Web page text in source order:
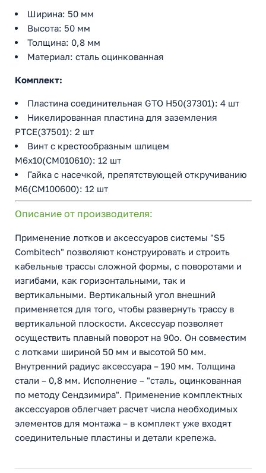
Ширина: 50 мм
Высота: 50 мм
Толщина: 0,8 мм
Материал: сталь оцинкованная
Комплект:
Пластина соединительная GTO H50(37301): 4 шт
Никелированная пластина для заземления
PTCE(37501): 2 шт
Винт с крестообразным шлицем
М6х10(СМ010610): 12 шт
Гайка с насечкой, препятствующей откручиванию
М6(СМ100600): 12 шт
Описание от производителя:
Применение лотков и аксессуаров системы "S5
Combitech" позволяют конструировать и строить
кабельные трассы сложной формы, с поворотами и
изгибами, как горизонтальными, так и
вертикальными. Вертикальный угол внешний
применяется для того, чтобы развернуть трассу в
вертикальной плоскости. Аксессуар позволяет
осуществить плавный поворот на 90о. Он совместим
с лотками шириной 50 мм и высотой 50 мм.
Внутренний радиус аксессуара – 190 мм. Толщина
стали – 0,8 мм. Исполнение – "сталь, оцинкованная
по методу Сендзимира". Применение комплектных
аксессуаров облегчает расчет числа необходимых
элементов для монтажа – в комплект уже входят
соединительные пластины и детали крепежа.